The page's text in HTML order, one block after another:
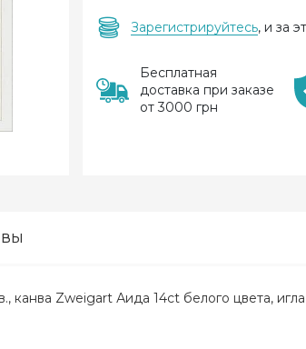
Зарегистрируйтесь, и за
Бесплатная
доставка при заказе
от 3000 грн
канва Zweigart Аида 14ct белого цвета,